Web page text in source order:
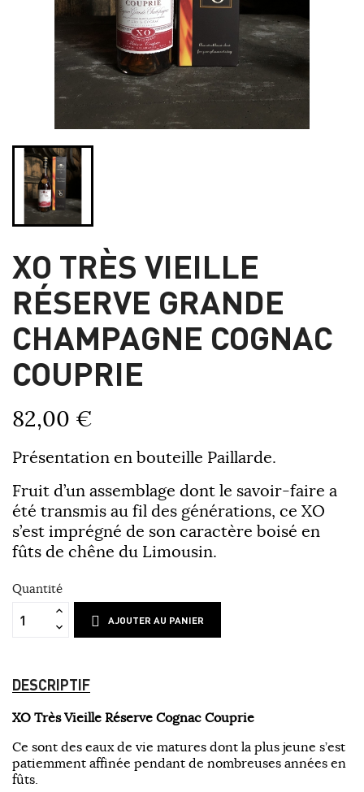
XO TRÈS VIEILLE
RÉSERVE GRANDE
CHAMPAGNE COGNAC
COUPRIE
82,00 €
Présentation en bouteille Paillarde.
Fruit d’un assemblage dont le savoir-faire a
été transmis au fil des générations, ce XO
s’est imprégné de son caractère boisé en
fûts de chêne du Limousin.
Quantité
AJOUTER AU PANIER
DESCRIPTIF
XO Très Vieille Réserve Cognac Couprie
Ce sont des eaux de vie matures dont la plus jeune s’est
patiemment affinée pendant de nombreuses années en
fûts.